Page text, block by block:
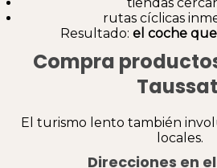
rutas cíclicas
Resultado: el coche
Compra
El turismo lento también
locales.
Direcciones en